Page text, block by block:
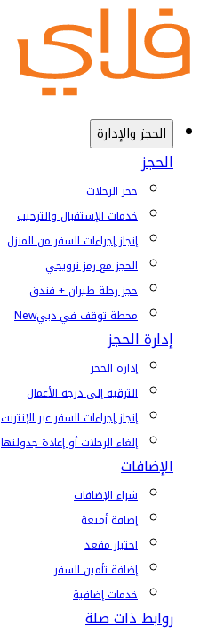
الحجز والإدارة
الحجز
حجز الرحلات
خدمات الإستقبال والترحيب
إنجاز إجراءات السفر من المنزل
الحجز مع رمز ترويجي
حجز رحلة طيران + فندق
محطة توقف في دبيNew
إدارة الحجز
إدارة الحجز
الترقية إلى درجة الأعمال
إنجاز إجراءات السفر عبر الإنترنت
إلغاء الرحلات أو إعادة جدولتها
الإضافات
شراء الإضافات
إضافة أمتعة
اختيار مقعد
إضافة تأمين السفر
خدمات إضافية
روابط ذات صلة